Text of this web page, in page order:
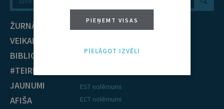
ŽURNĀLS
VEIKALS
BIBLIOTĒKA
#TEIRDARBS
JAUNUMI
AFIŠA
NOZARES
Krimināltiesības
EST nolēmumi
ECT nolēmumi
PIEŅEMT VISAS
PIELĀGOT IZVĒLI